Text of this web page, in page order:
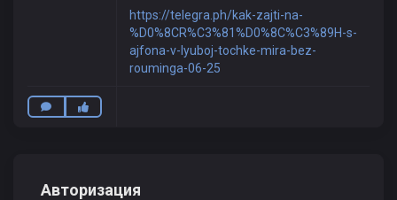
https://telegra.ph/kak-zajti-na-
%D0%8CR%C3%81%D0%8C%C3%89H-s-
ajfona-v-lyuboj-tochke-mira-bez-
rouminga-06-25
Авторизация